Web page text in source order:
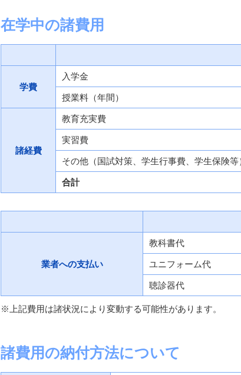
在学中の諸費用
学費
入学金
授業料（年間）
諸経費
教育充実費
実習費
その他（国試対策、学生行事費、学生保険等
合計
業者への支払い
教科書代
ユニフォーム代
聴診器代
※上記費用は諸状況により変動する可能性があります。
諸費用の納付方法について